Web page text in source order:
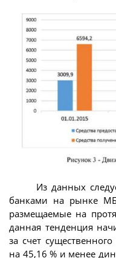
Из данных
банками на рынке
размещаемые на
данная тенденция
за счет
на 45,16 % и менее